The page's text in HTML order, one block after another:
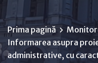
Prima pagină
Informarea asupra
administrative, cu